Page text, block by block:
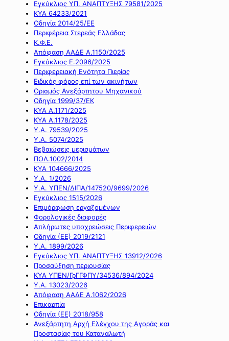
Εγκύκλιος ΥΠ. ΑΝΑΠΤΥΞΗΣ 79581/2025
ΚΥΑ 64233/2021
Οδηγία 2014/25/ΕΕ
Περιφέρεια Στερεάς Ελλάδας
Κ.Φ.Ε.
Απόφαση ΑΑΔΕ Α.1150/2025
Εγκύκλιος Ε.2096/2025
Περιφερειακή Ενότητα Πιερίας
Ειδικός φόρος επί των ακινήτων
Ορισμός Ανεξάρτητου Μηχανικού
Οδηγία 1999/37/ΕΚ
ΚΥΑ Α.1171/2025
ΚΥΑ Α.1178/2025
Υ.Α. 79539/2025
Υ.Α. 5074/2025
Βεβαιώσεις μερισμάτων
ΠΟΛ.1002/2014
ΚΥΑ 104666/2025
Υ.Α. 1/2026
Υ.Α. ΥΠΕΝ/ΔΙΠΑ/147520/9699/2026
Εγκύκλιος 1515/2026
Επιμόρφωση εργαζομένων
Φορολογικές διαφορές
Απλήρωτες υποχρεώσεις Περιφερειών
Οδηγία (ΕΕ) 2019/2121
Υ.Α. 1899/2026
Εγκύκλιος ΥΠ. ΑΝΑΠΤΥΞΗΣ 13912/2026
Προσαύξηση περιουσίας
ΚΥΑ ΥΠΕΝ/ΓρΓΓΦΠΥ/34536/894/2024
Υ.Α. 13023/2026
Απόφαση ΑΑΔΕ Α.1062/2026
Επικαρπία
Οδηγία (ΕΕ) 2018/958
Ανεξάρτητη Αρχή Ελέγχου της Αγοράς και
Προστασίας του Καταναλωτή